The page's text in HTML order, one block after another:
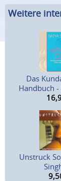
Weitere
Das
Handbuch -
Unstruck